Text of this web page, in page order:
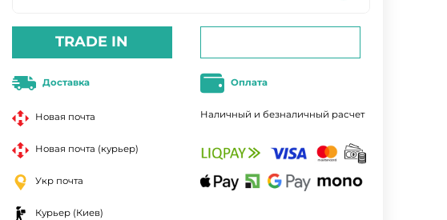
TRADE IN
Доставка
Новая почта
Новая почта (курьер)
Укр почта
Курьер (Киев)
Оплата
Наличный и безналичный расчет